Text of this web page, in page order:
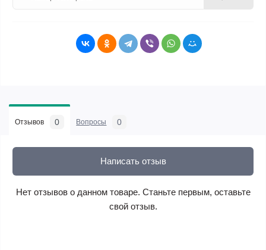
Отзывов 0 Вопросы 0
Написать отзыв
Нет отзывов о данном товаре. Станьте первым, оставьте
свой отзыв.